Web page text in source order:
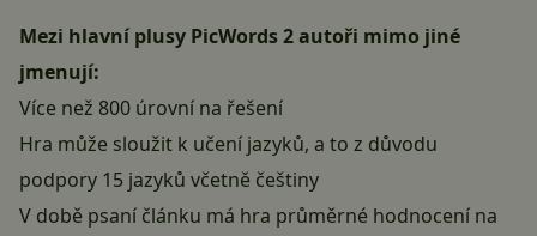
Mezi hlavní plusy PicWords 2 autoři mimo jiné
jmenují:
Více než 800 úrovní na řešení
Hra může sloužit k učení jazyků, a to z důvodu
podpory 15 jazyků včetně češtiny
V době psaní článku má hra průměrné hodnocení na